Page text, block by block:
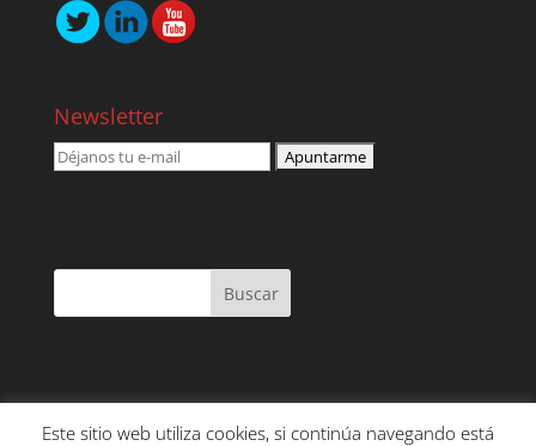
Newsletter
Este sitio web utiliza cookies, si continúa navegando está